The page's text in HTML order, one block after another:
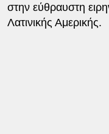
στην εύθραυστη
Λατινικής Αμερικής.